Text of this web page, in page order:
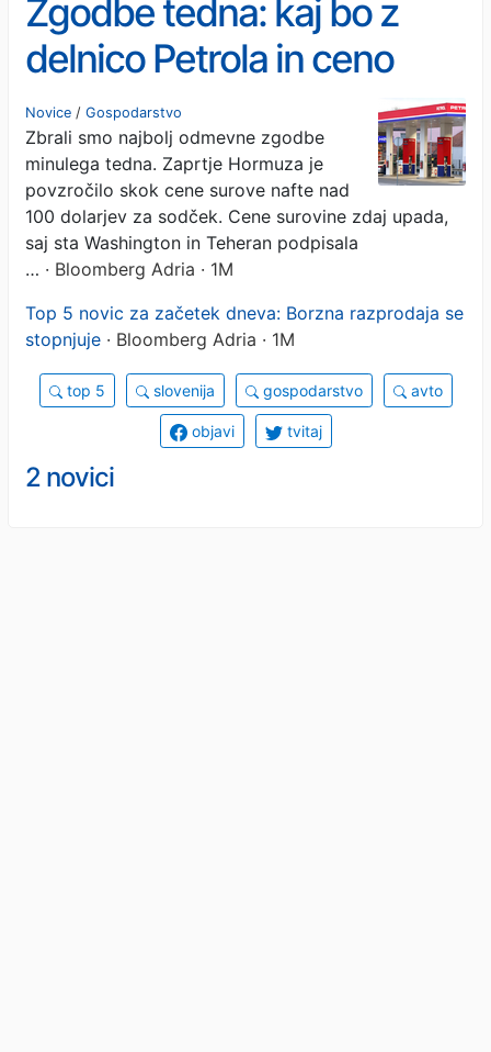
Zgodbe tedna: kaj bo z
delnico Petrola in ceno
nafte, julijske dražbe,
dividendni kralji med
upravami
Novice / Gospodarstvo
Zbrali smo najbolj odmevne zgodbe
minulega tedna. Zaprtje Hormuza je
povzročilo skok cene surove nafte nad
100 dolarjev za sodček. Cene surovine zdaj upada,
saj sta Washington in Teheran podpisala
… · Bloomberg Adria · 1M
Top 5 novic za začetek dneva: Borzna razprodaja se
stopnjuje · Bloomberg Adria · 1M
top 5 slovenija gospodarstvo avto
objavi tvitaj
2 novici